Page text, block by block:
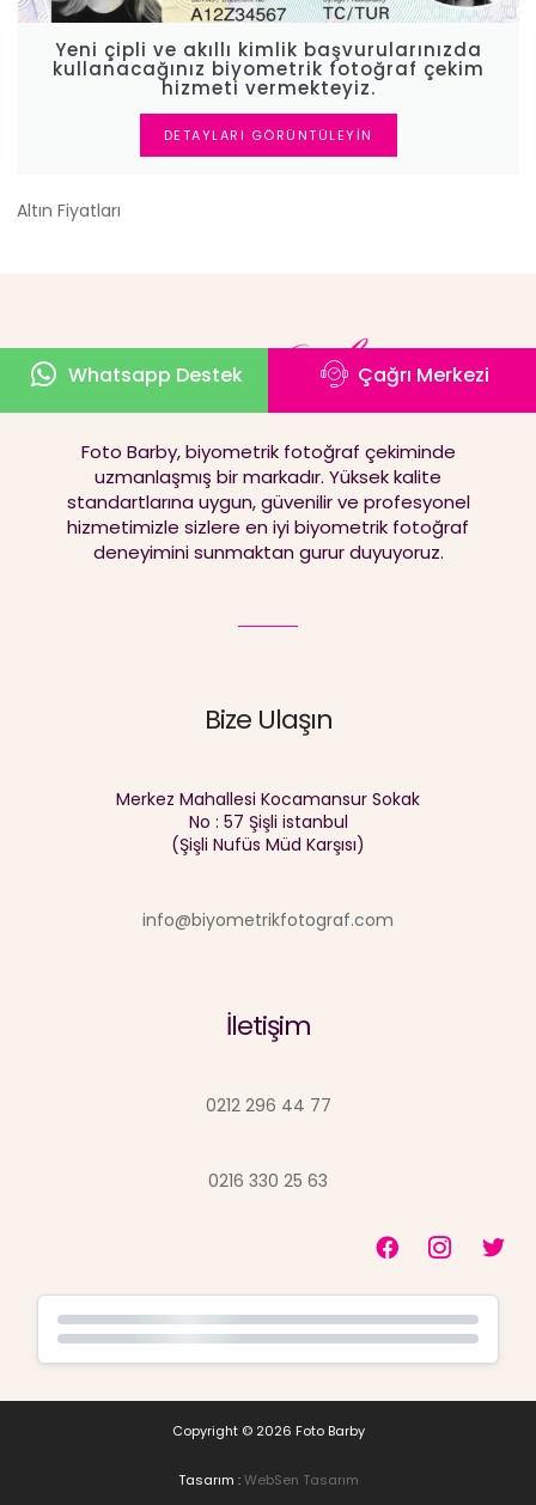
Yeni çipli ve akıllı kimlik başvurularınızda
kullanacağınız biyometrik fotoğraf çekim
hizmeti vermekteyiz.
DETAYLARI GÖRÜNTÜLEYIN
Altın Fiyatları
Bize Ulaşın
Merkez Mahallesi Kocamansur Sokak
No : 57 Şişli istanbul
(Şişli Nufüs Müd Karşısı)
info@biyometrikfotograf.com
Foto Barby, biyometrik fotoğraf çekiminde
uzmanlaşmış bir markadır. Yüksek kalite
standartlarına uygun, güvenilir ve profesyonel
hizmetimizle sizlere en iyi biyometrik fotoğraf
deneyimini sunmaktan gurur duyuyoruz.
İletişim
0212 296 44 77
0216 330 25 63
Copyright © 2026 Foto Barby
Tasarım :WebSen Tasarım
Whatsapp Destek Çağrı Merkezi